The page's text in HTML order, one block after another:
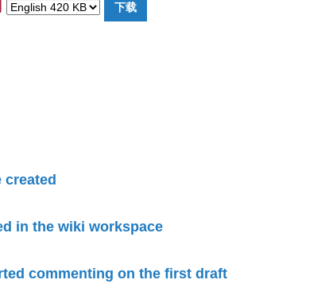
created
in the wiki workspace
commenting on the first draft